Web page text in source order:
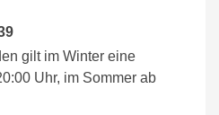
gilt im Winter eine
Uhr, im Sommer ab